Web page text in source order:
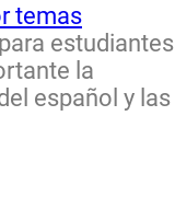
temas
estudiantes
la
español y las